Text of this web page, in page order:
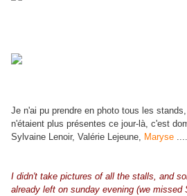
Je n'ai pu prendre en photo tous les
n'étaient plus présentes ce jour-là, c'est
Sylvaine Lenoir, Valérie Lejeune, Maryse
I didn't take pictures of all the stalls, and
already left on sunday evening (we missed